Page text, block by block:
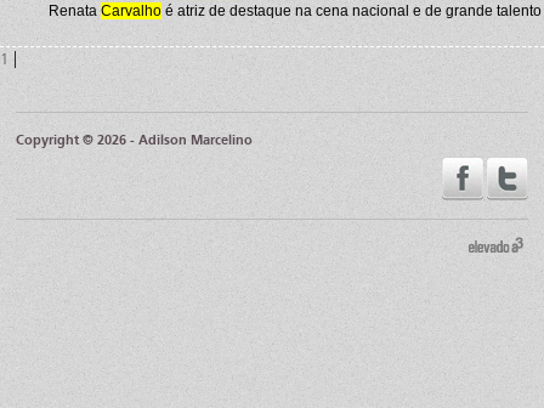
Renata Carvalho é atriz de destaque na cena nacional e de grande talento
1 |
Copyright © 2026 - Adilson Marcelino